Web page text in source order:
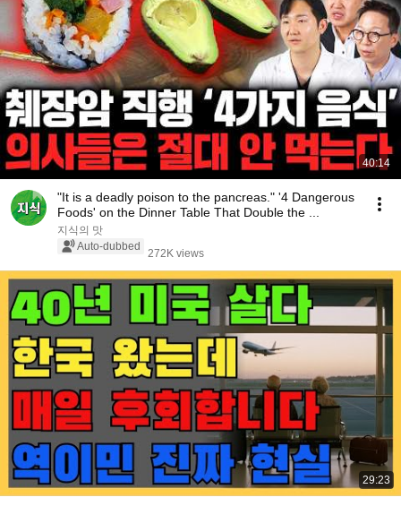
40:14
"It is a deadly poison to the pancreas." '4 Dangerous
Foods' on the Dinner Table That Double the ...
지식의 맛
Auto-dubbed
272K views
29:23